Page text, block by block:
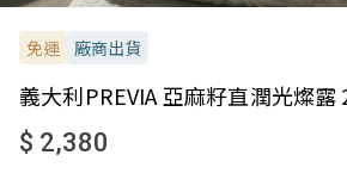
免運 廠商出貨
義大利PREVIA 亞麻籽直潤光燦露
$ 2,380